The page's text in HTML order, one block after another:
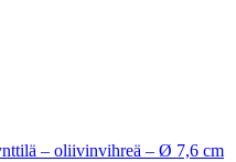
– oliivinvihreä – Ø 7,6 cm